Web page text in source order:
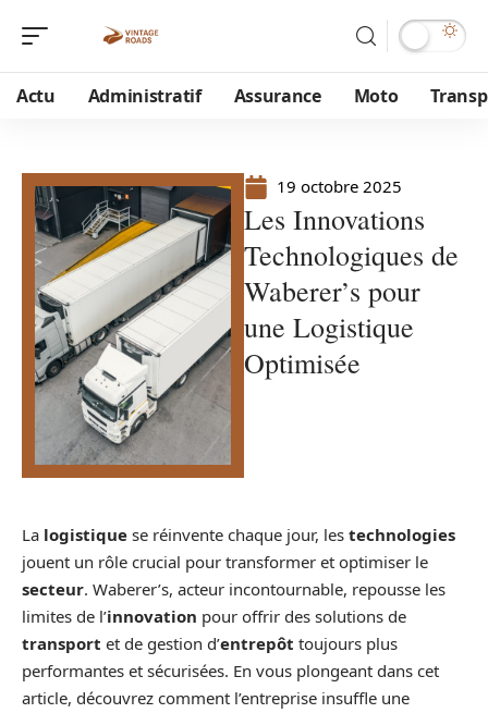
Actu Administratif Assurance Moto
19 octobre 2025
Les Innovations
Technologiques de
Waberer’s pour
une Logistique
Optimisée
La logistique se réinvente chaque jour, les technologies
jouent un rôle crucial pour transformer et optimiser le
secteur. Waberer’s, acteur incontournable, repousse les
limites de l’innovation pour offrir des solutions de
transport et de gestion d’entrepôt toujours plus
performantes et sécurisées. En vous plongeant dans cet
article, découvrez comment l’entreprise insuffle une